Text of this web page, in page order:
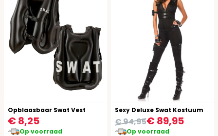
Opblaasbaar Swat Vest
€ 8,25
Op voorraad
Sexy Deluxe Swat Kostuum
€ 89,95
€ 94,95
Op voorraad